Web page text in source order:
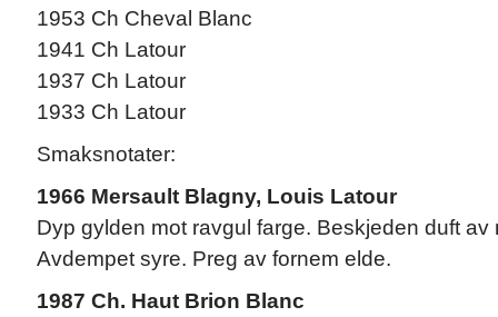
1953 Ch Cheval Blanc
1941 Ch Latour
1937 Ch Latour
1933 Ch Latour
Smaksnotater:
1966 Mersault Blagny, Louis Latour
Dyp gylden mot ravgul farge. Beskjeden duft av
Avdempet syre. Preg av fornem elde.
1987 Ch. Haut Brion Blanc